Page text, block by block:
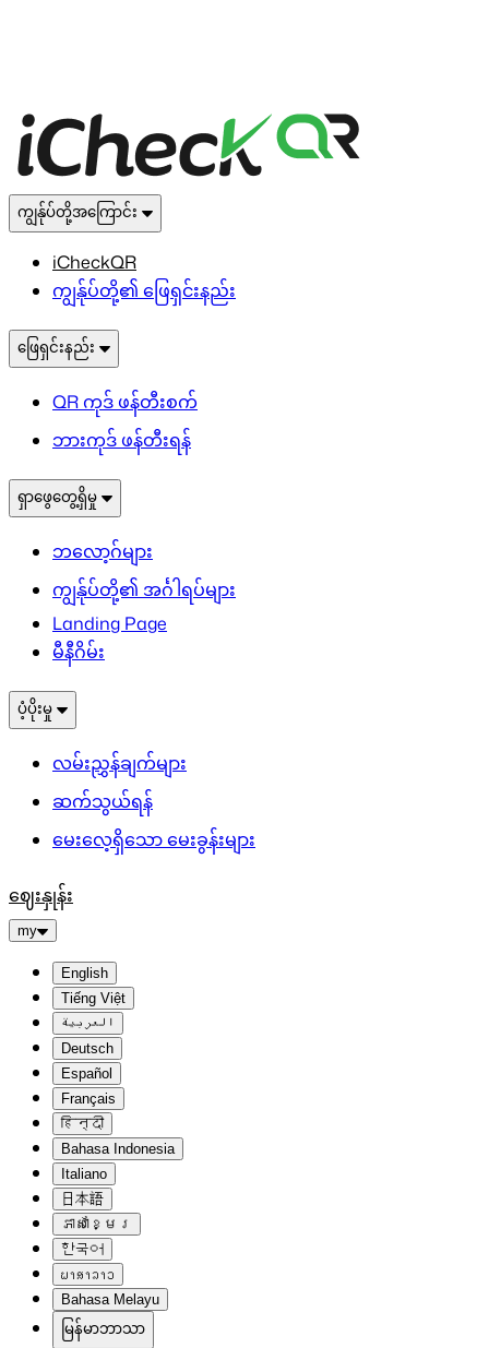
ကျွန်ုပ်တို့အကြောင်း
iCheckQR
ကျွန်ုပ်တို့၏ ဖြေရှင်းနည်း
ဖြေရှင်းနည်း
QR ကုဒ် ဖန်တီးစက်
ဘားကုဒ် ဖန်တီးရန်
ရှာဖွေတွေ့ရှိမှု
ဘလော့ဂ်များ
ကျွန်ုပ်တို့၏ အင်္ဂါရပ်များ
Landing Page
မီနီဂိမ်း
ပံ့ပိုးမှု
လမ်းညွှန်ချက်များ
ဆက်သွယ်ရန်
မေးလေ့ရှိသော မေးခွန်းများ
ဈေးနှုန်း
my
English
Tiếng Việt
العربية
Deutsch
Español
Français
हिन्दी
Bahasa Indonesia
Italiano
日本語
ភាសាខ្មែរ
한국어
ພາສາລາວ
Bahasa Melayu
မြန်မာဘာသာ